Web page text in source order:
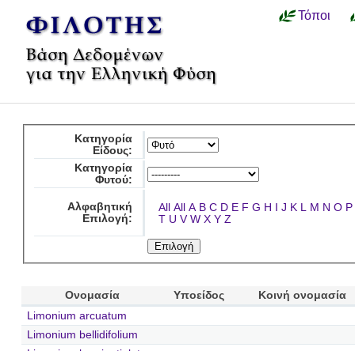
Τόποι
Κατηγορία
Είδους:
Κατηγορία
Φυτού:
Αλφαβητική
Επιλογή:
All All A B C D E F G H I J K L M N O P
T U V W X Y Z
Ονομασία Υποείδος
Κοινή ονομασία
Limonium arcuatum
Limonium bellidifolium